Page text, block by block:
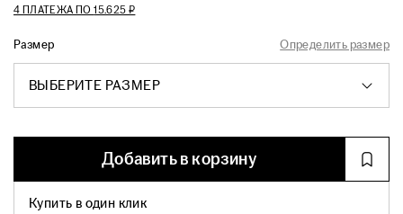
4 ПЛАТЕЖА ПО15.625 ₽
Размер Определить размер
ВЫБЕРИТЕ РАЗМЕР
Добавить в корзину
Купить в один клик